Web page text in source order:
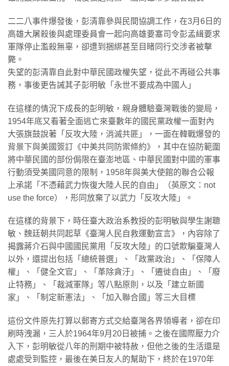
二二八事件爆發後，彭清靠參與民間協調工作，在3月6日的
高雄大屠殺後與處理委員會一起向高雄要塞司令彭孟緝要求
軍隊停止濫殺無辜，卻遭到捆綁甚至目睹同行交涉者被擊
斃。
失望的彭清靠自此對中華民國政權失望，從此不再碰公共事
務，事後更告誡其子彭明敏「永世不要成為中國人」
在這樣的情況下成長的彭明敏，親身體驗臺灣戰後的變局，
1954年底又看著全面逃亡來臺數年的國民黨政權一面對內
大張旗鼓說著「反攻大陸，消滅共匪」，一面在韓戰爆發的
背景下與美國簽訂《中美共同防禦條約》，其中在協防範圍
將中華民國的部份侷限在臺澎地區、中華民國對中國的軍事
行動須受美國同意的限制，1958年與美大使館的聯合公報
上承諾「不憑藉武力恢復大陸人民的自由」（英原文：not
use the force），形同放棄了以武力「反攻大陸」。
在這樣的背景下，時任臺大政治系教授的彭明敏與學生謝聰
敏、魏廷朝共同起草《臺灣人民自救運動宣言》，內容除了
揭露蔣介石與中國國民黨用「反攻大陸」的口號欺騙臺灣人
以外，還提出包括「總統普選」、「政黨政治」、「保障人
權」、「健全文官」、「革除貪汙」、「遷徙自由」、「廢
止特務」、「裁減軍隊」等八點原則，以及「建立新國
家」、「制定新憲法」、「加入聯合國」等三大目標
這份文件原先打算以郵寄方式交給臺灣各界領導者，卻在印
刷時洩漏，三人於1964年9月20日被捕。之後在國際壓力介
入下，彭明敏從八年的刑期中被特赦，但他之後的生活還是
處處受到監控，最後在美日友人的幫助下，終於在1970年